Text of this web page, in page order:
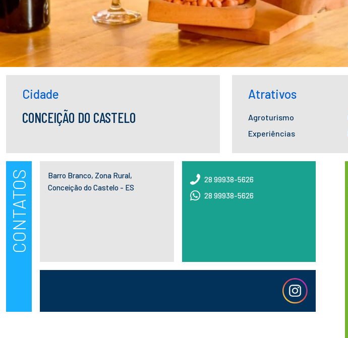
Cidade
CONCEIÇÃO DO CASTELO
Atrativos
Agroturismo
Experiências
CONTATOS
Barro Branco, Zona Rural,
Conceição do Castelo - ES
28 99938-5626
28 99938-5626